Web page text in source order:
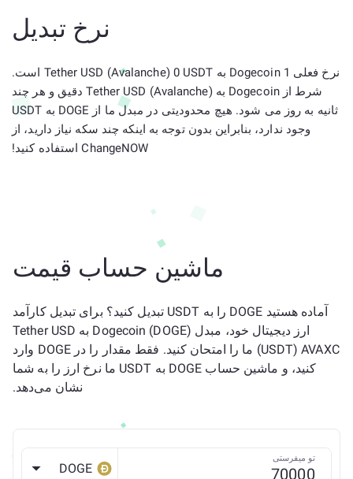
نرخ تبدیل
نرخ فعلی 1 Dogecoin به Tether USD (Avalanche) 0 USDT است.
شرط از Dogecoin به Tether USD (Avalanche) دقیق و هر چند
ثانیه به روز می شود. هیچ محدودیتی در مبدل ما از DOGE به USDT
وجود ندارد، بنابراین بدون توجه به اینکه چند سکه نیاز دارید، از
ChangeNOW استفاده کنید!
ماشین حساب قیمت
آماده هستید DOGE را به USDT تبدیل کنید؟ برای تبدیل کارآمد
ارز دیجیتال خود، مبدل Dogecoin (DOGE) به Tether USD
(USDT) AVAXC ما را امتحان کنید. فقط مقدار را در DOGE وارد
کنید، و ماشین حساب DOGE به USDT ما نرخ ارز را به شما
نشان می‌دهد.
تو میفرستی
DOGE